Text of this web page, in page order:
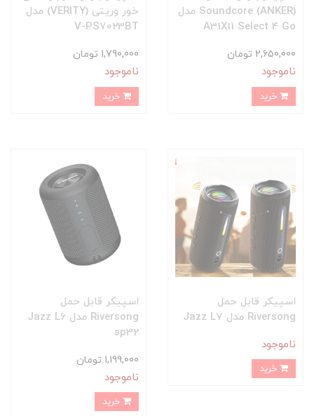
(ANKER) Soundcore مدل
A31X11 Select 4 Go
2,650,000 تومان
ناموجود
خور وریتی (VERITY) مدل
V-PS7023BT
1,790,000 تومان
ناموجود
اسپیکر قابل حمل
Riversong مدل Jazz L7
ناموجود
اسپیکر قابل حمل
Riversong مدل Jazz L6
sp32
1,199,000 تومان
ناموجود